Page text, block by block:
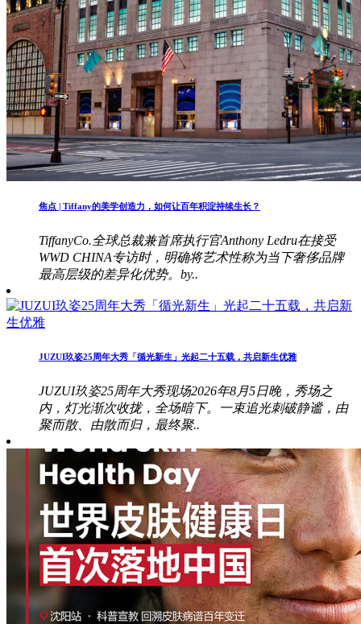
焦点 | Tiffany的美学创造力，如何让百年积淀持续生长？
TiffanyCo.全球总裁兼首席执行官Anthony Ledru在接受
WWD CHINA专访时，明确将艺术性称为当下奢侈品牌
最高层级的差异化优势。by..
JUZUI玖姿25周年大秀「循光新生」光起二十五载，共启新生优雅
JUZUI玖姿25周年大秀现场2026年8月5日晚，秀场之
内，灯光渐次收拢，全场暗下。一束追光刺破静谧，由
聚而散、由散而归，最终聚..